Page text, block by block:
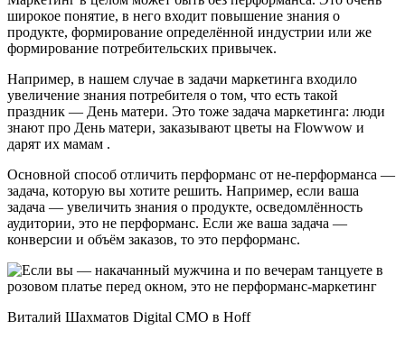
широкое понятие, в него входит повышение знания о
продукте, формирование определённой индустрии или же
формирование потребительских привычек.
Например, в нашем случае в задачи маркетинга входило
увеличение знания потребителя о том, что есть такой
праздник — День матери. Это тоже задача маркетинга: люди
знают про День матери, заказывают цветы на Flowwow и
дарят их мамам .
Основной способ отличить перформанс от не-перформанса —
задача, которую вы хотите решить. Например, если ваша
задача — увеличить знания о продукте, осведомлённость
аудитории, это не перформанс. Если же ваша задача —
конверсии и объём заказов, то это перформанс.
Виталий Шахматов Digital CMO в Hoff